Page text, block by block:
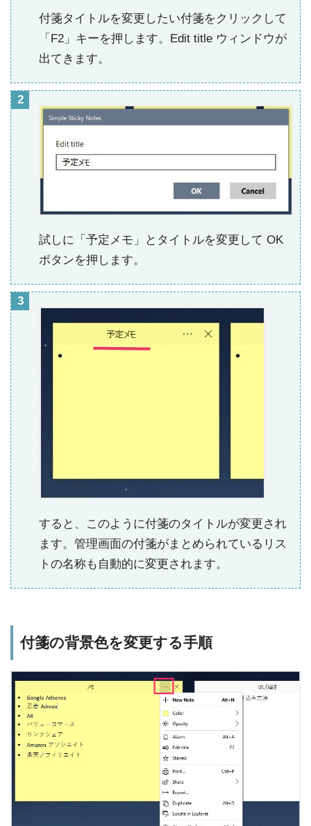
付箋タイトルを変更したい付箋をクリックして
「F2」キーを押します。Edit title ウィンドウが
出てきます。
試しに「予定メモ」とタイトルを変更して OK
ボタンを押します。
すると、このように付箋のタイトルが変更され
ます。管理画面の付箋がまとめられているリス
トの名称も自動的に変更されます。
付箋の背景色を変更する手順